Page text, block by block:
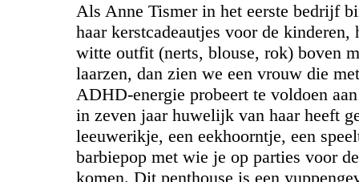
Als Anne Tismer in het eerste bedrijf
haar kerstcadeautjes voor de kinderen,
witte outfit (nerts, blouse, rok) boven
laarzen, dan zien we een vrouw die
ADHD-energie probeert te voldoen
in zeven jaar huwelijk van haar heeft
leeuwerikje, een eekhoorntje, een
barbiepop met wie je op parties voor
komen. Dit penthouse is een